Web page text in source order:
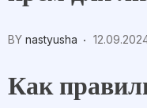
BY nastyusha
Как